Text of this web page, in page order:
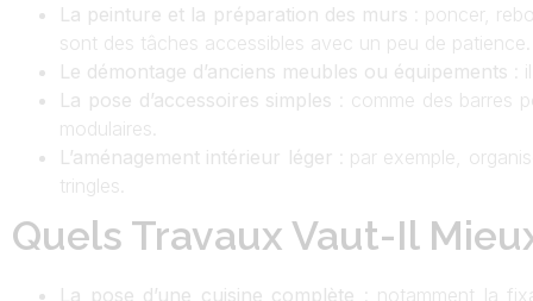
La peinture et la préparation des murs : poncer,
sont des tâches accessibles avec un peu de patience.
Le démontage d’anciens meubles ou équipements :
La pose d’accessoires simples : comme des barres
modulaires.
L’aménagement intérieur léger : par exemple,
tringles.
Quels Travaux Vaut-Il
La pose d’une cuisine complète : notamment la